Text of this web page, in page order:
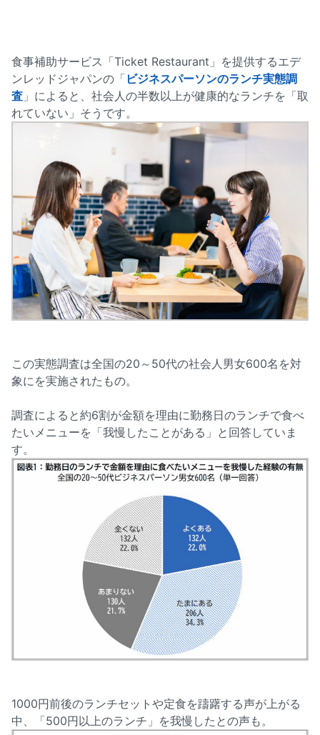
食事補助サービス「Ticket Restaurant」を提供するエデ
ンレッドジャパンの「 ビジネスパーソンのランチ実態調
査 」によると、社会人の半数以上が健康的なランチを「取
れていない」そうです。
この実態調査は全国の20～50代の社会人男女600名を対
象にを実施されたもの。
調査によると約6割が金額を理由に勤務日のランチで食べ
たいメニューを「我慢したことがある」と回答していま
す。
1000円前後のランチセットや定食を躊躇する声が上がる
中、「500円以上のランチ」を我慢したとの声も。